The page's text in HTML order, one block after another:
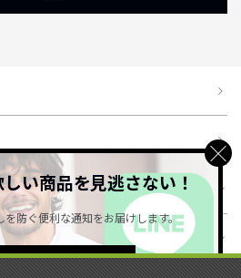
い商品を見逃さない！
を防ぐ便利な通知をお届けします。
くはこちら ＞